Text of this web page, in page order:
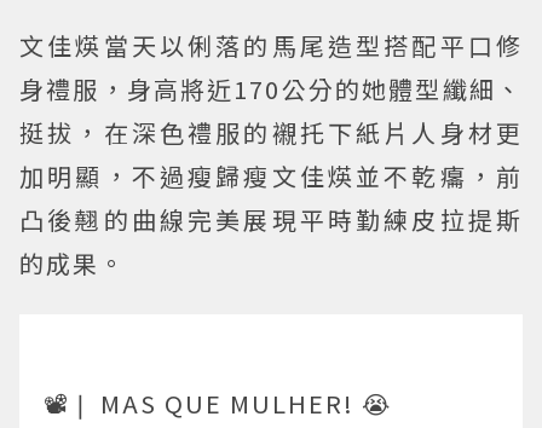
文佳煐當天以俐落的馬尾造型搭配平口修
身禮服，身高將近170公分的她體型纖細、
挺拔，在深色禮服的襯托下紙片人身材更
加明顯，不過瘦歸瘦文佳煐並不乾癟，前
凸後翹的曲線完美展現平時勤練皮拉提斯
的成果。
📽️❘ MAS QUE MULHER! 😭